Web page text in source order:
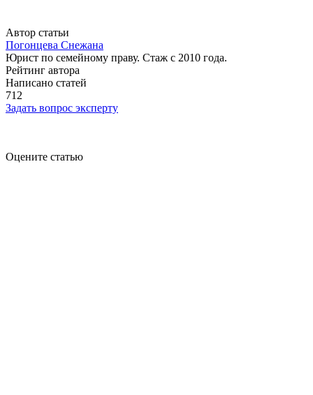
Автор статьи
Погонцева Снежана
Юрист по семейному праву. Стаж с 2010 года.
Рейтинг автора
Написано статей
712
Задать вопрос эксперту
Оцените статью